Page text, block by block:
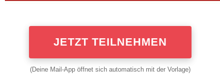
JETZT TEILNEHMEN
(Deine Mail-App öffnet sich automatisch mit der Vorlage)